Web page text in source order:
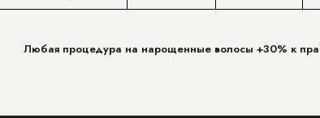
Любая процедура на нарощенные волосы +30% к